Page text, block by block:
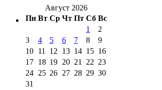
Август 2026
Пн Вт Ср Чт Пт Сб Вс
1
2
3
4 5 6 7 8
9
10 11 12 13 14 15 16
17 18 19 20 21 22 23
24 25 26 27 28 29 30
31